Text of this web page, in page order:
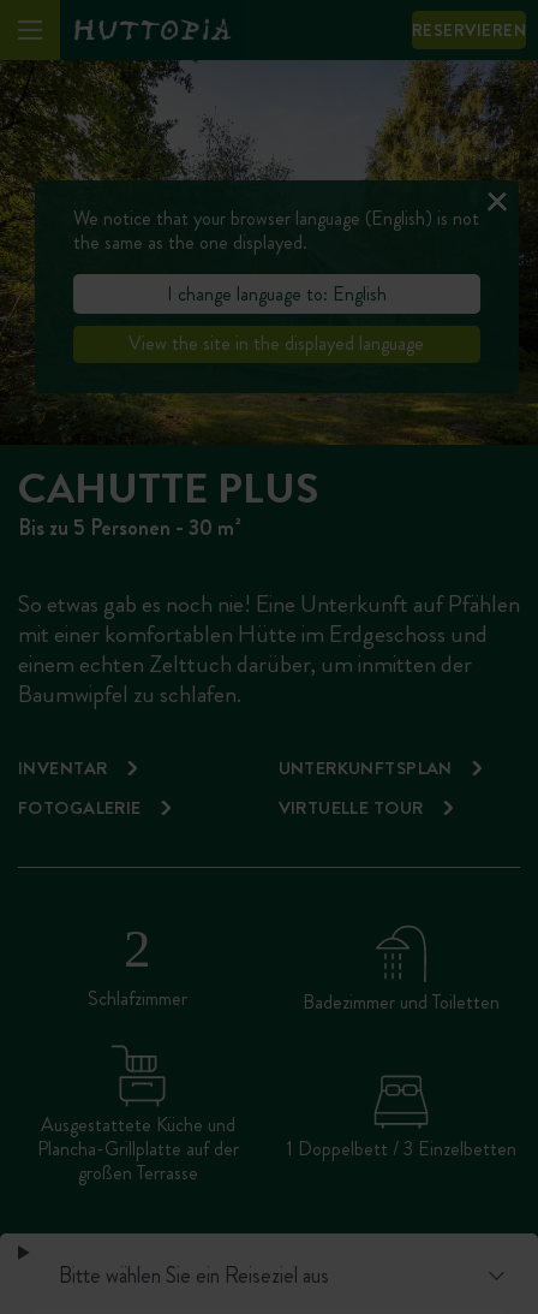
RESERVIEREN
CAHUTTE PLUS
Bis zu 5 Personen - 30 m²
So etwas gab es noch nie! Eine Unterkunft auf Pfählen
mit einer komfortablen Hütte im Erdgeschoss und
einem echten Zelttuch darüber, um inmitten der
Baumwipfel zu schlafen.
INVENTAR
UNTERKUNFTSPLAN
FOTOGALERIE
VIRTUELLE TOUR
Schlafzimmer Badezimmer und Toiletten
Ausgestattete Küche und
Plancha-Grillplatte auf der
großen Terrasse
1 Doppelbett / 3 Einzelbetten
We notice that your browser language (English) is not
the same as the one displayed.
I change language to: English
View the site in the displayed language